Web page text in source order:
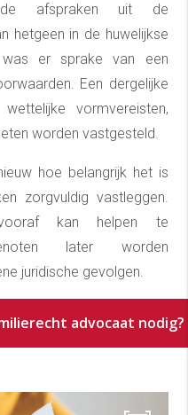
afspraken uit de
hetgeen in de huwelijkse
er sprake van een
Een dergelijke
vormvereisten,
worden vastgesteld.
hoe belangrijk het is
zorgvuldig vastleggen.
vooraf kan helpen te
later worden
juridische gevolgen.
advocaat nodig?